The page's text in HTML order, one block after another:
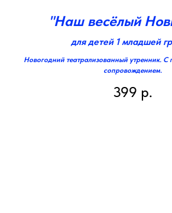
"Наш весёлый
для детей 1 младшей
Новогодний театрализованный утренник.
сопровождением.
399 р.